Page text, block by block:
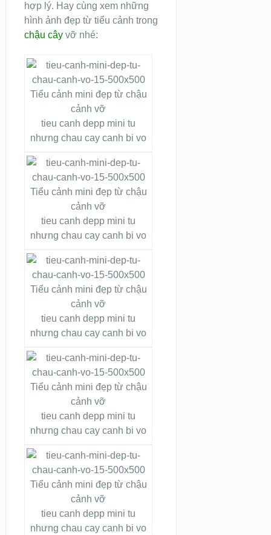
hợp lý. Hay cùng xem những
hình ảnh đẹp từ tiểu cảnh trong
chậu câyvỡ nhé:
tieu canh depp mini tu
nhưng chau cay canh bi vo
tieu canh depp mini tu
nhưng chau cay canh bi vo
tieu canh depp mini tu
nhưng chau cay canh bi vo
tieu canh depp mini tu
nhưng chau cay canh bi vo
tieu canh depp mini tu
nhưng chau cay canh bi vo